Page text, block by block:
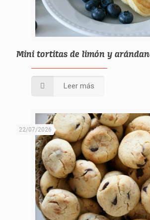
Mini tortitas de limón y
Leer más
22/07/2026